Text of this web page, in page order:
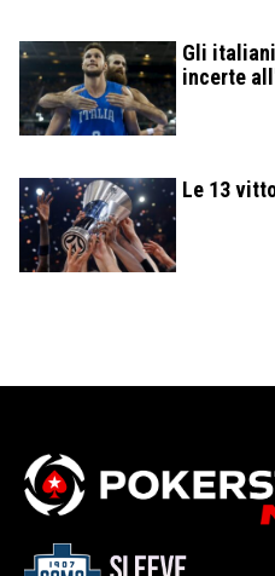
Gli
incerte
Le 13